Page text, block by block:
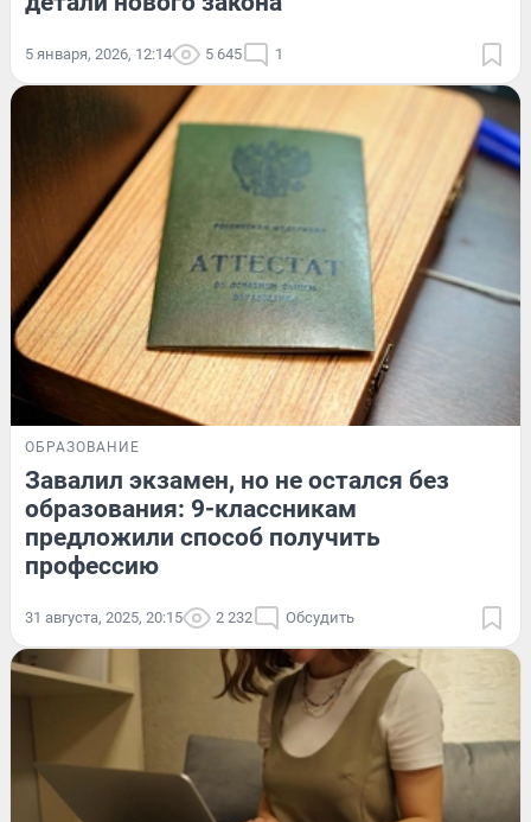
5 января, 2026, 12:14 5 645 1
ОБРАЗОВАНИЕ
Завалил экзамен, но не остался без
образования: 9-классникам
предложили способ получить
профессию
31 августа, 2025, 20:15 2 232 Обсудить